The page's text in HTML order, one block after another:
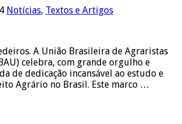
Notícias, Textos e Artigos
A União Brasileira de Agraristas
celebra, com grande orgulho e
de dedicação incansável ao estudo e
Agrário no Brasil. Este marco …